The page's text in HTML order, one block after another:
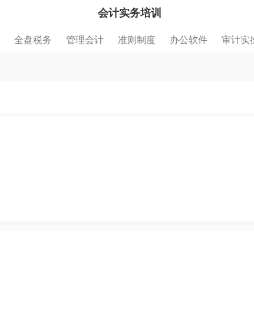
会计实务培训
全盘税务 管理会计 准则制度 办公软件 审计实